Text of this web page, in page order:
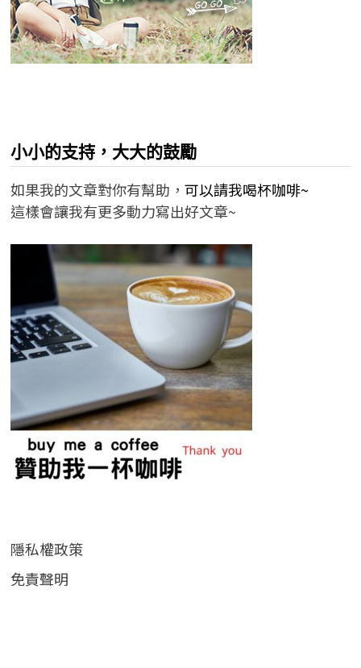
小小的支持，大大的鼓勵
如果我的文章對你有幫助， 可以請我喝杯咖啡~
這樣會讓我有更多動力寫出好文章~
隱私權政策
免責聲明